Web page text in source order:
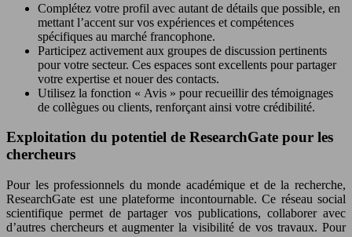
Complétez votre profil avec autant de détails que possible, en
mettant l’accent sur vos expériences et compétences
spécifiques au marché francophone.
Participez activement aux groupes de discussion pertinents
pour votre secteur. Ces espaces sont excellents pour partager
votre expertise et nouer des contacts.
Utilisez la fonction « Avis » pour recueillir des témoignages
de collègues ou clients, renforçant ainsi votre crédibilité.
Exploitation du potentiel de ResearchGate pour les
chercheurs
Pour les professionnels du monde académique et de la recherche,
ResearchGate est une plateforme incontournable. Ce réseau social
scientifique permet de partager vos publications, collaborer avec
d’autres chercheurs et augmenter la visibilité de vos travaux. Pour